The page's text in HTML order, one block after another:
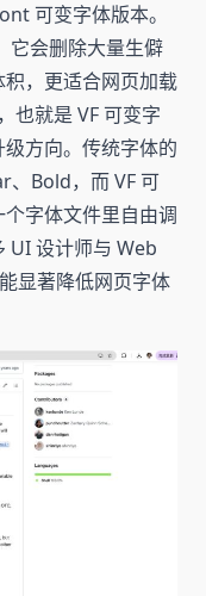
可变字体版本。
它会删除大量生僻
，更适合网页加载
也就是 VF 可变字
方向。传统字体的
、Bold，而 VF 可
字体文件里自由调
UI 设计师与 Web
显著降低网页字体